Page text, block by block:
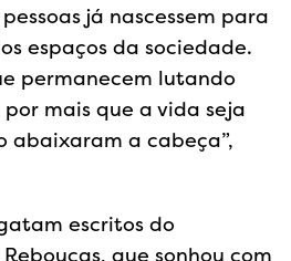
já nascessem para
espaços da sociedade.
permanecem lutando
mais que a vida seja
abaixaram a cabeça”,
escritos do
que sonhou com